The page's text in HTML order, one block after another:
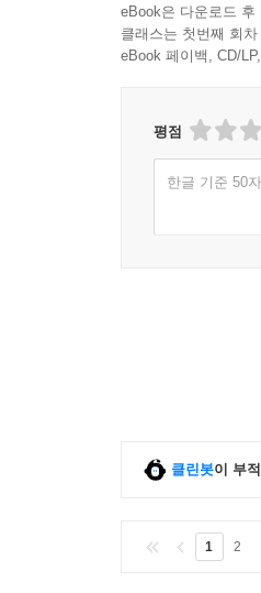
eBook은 다운로드
클래스는 첫번째 회
eBook 페이백, CD/
평점
한글 기준 50
클린봇이 부
1 2